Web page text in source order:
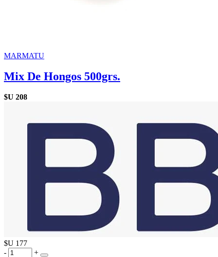
MARMATU
Mix De Hongos 500grs.
$U 208
$U 177
-
+